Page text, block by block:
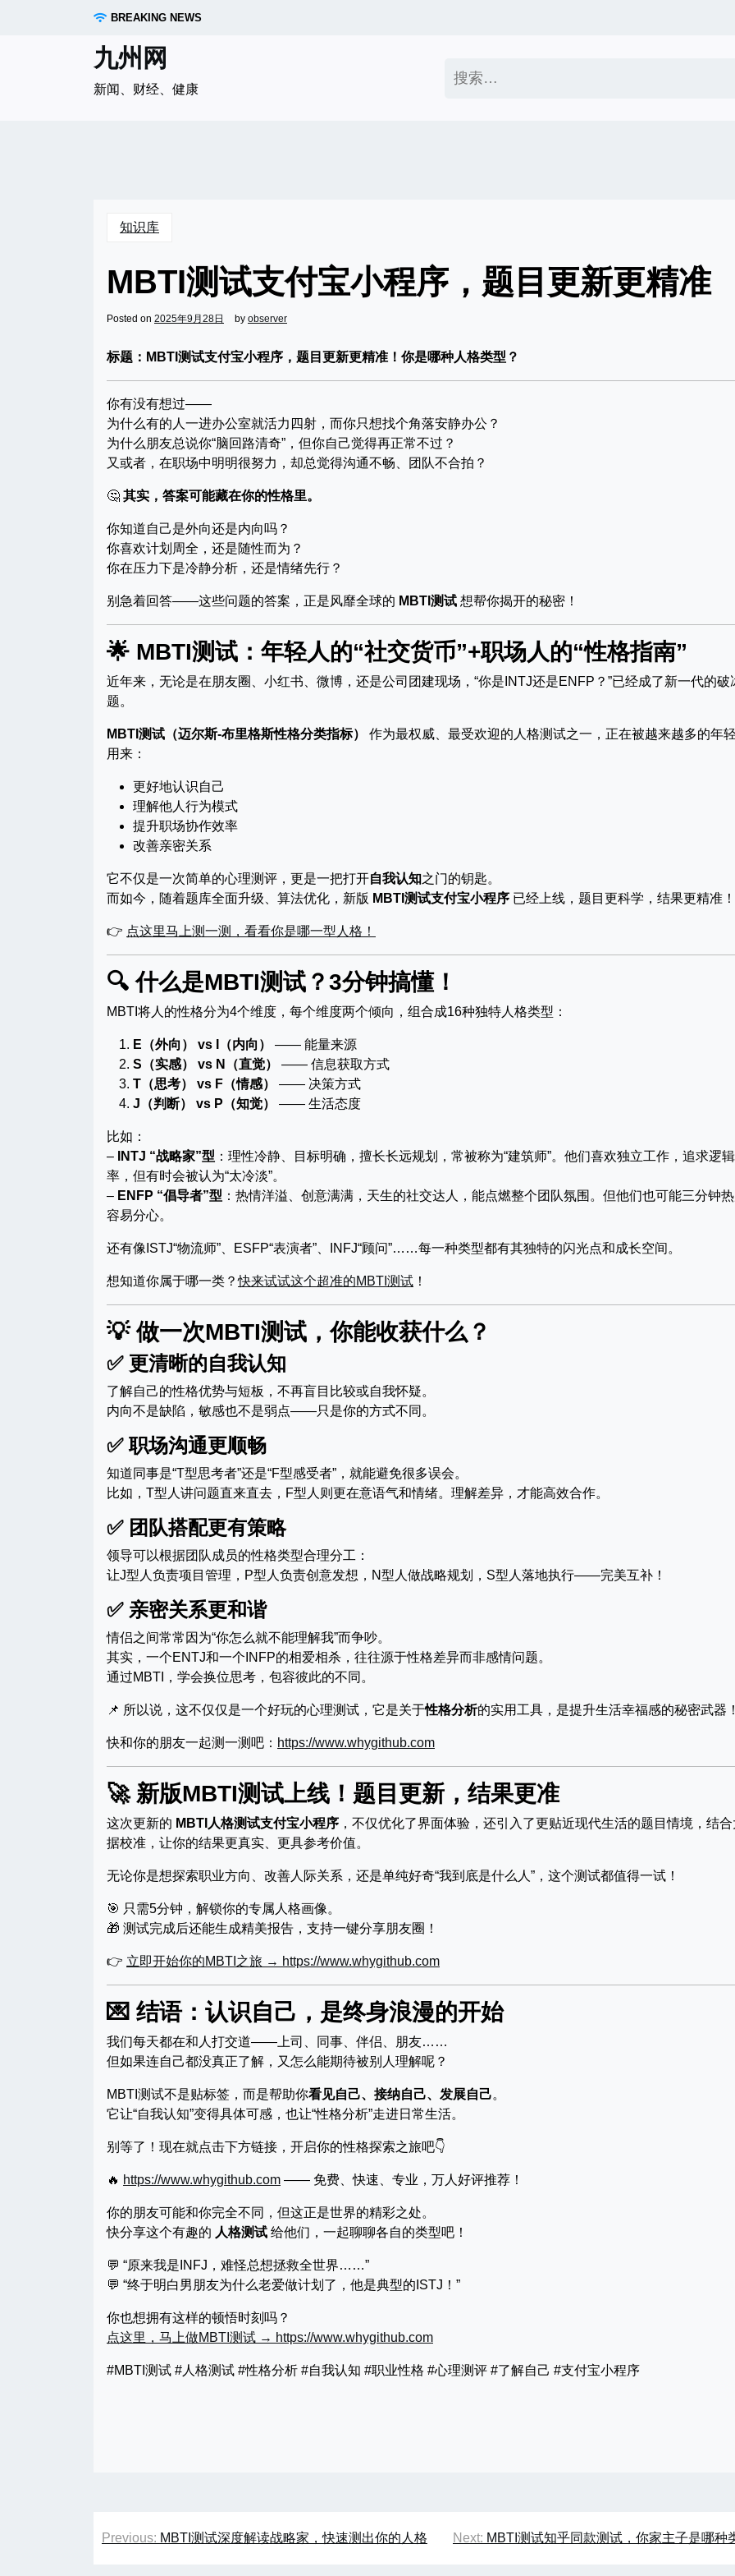
BREAKING NEWS
九州网
新闻、财经、健康
索：
知识库
MBTI测试支付宝小程序，题目更新更精准
Posted on 2025年9月28日 by observer
标题：MBTI测试支付宝小程序，题目更新更精准！你是哪种人格类型？
你有没有想过——
为什么有的人一进办公室就活力四射，而你只想找个角落安静办公？
为什么朋友总说你“脑回路清奇”，但你自己觉得再正常不过？
又或者，在职场中明明很努力，却总觉得沟通不畅、团队不合拍？
🤔 其实，答案可能藏在你的性格里。
你知道自己是外向还是内向吗？
你喜欢计划周全，还是随性而为？
你在压力下是冷静分析，还是情绪先行？
别急着回答——这些问题的答案，正是风靡全球的 MBTI测试 想帮你揭开的秘密！
🌟 MBTI测试：年轻人的“社交货币”+职场人的“性格指南”
近年来，无论是在朋友圈、小红书、微博，还是公司团建现场，“你是INTJ还是ENFP？”已经成了新一代的破
题。
MBTI测试（迈尔斯-布里格斯性格分类指标）
作为最权威、最受欢迎的人格测试之一，正在被越来越多的年
用来：
更好地认识自己
理解他人行为模式
提升职场协作效率
改善亲密关系
它不仅是一次简单的心理测评，更是一把打开自我认知之门的钥匙。
而如今，随着题库全面升级、算法优化，新版 MBTI测试支付宝小程序 已经上线，题目更科学，结果更精准！
👉 点这里马上测一测，看看你是哪一型人格！
🔍 什么是MBTI测试？3分钟搞懂！
MBTI将人的性格分为4个维度，每个维度两个倾向，组合成16种独特人格类型：
E（外向） vs I（内向）
—— 能量来源
S（实感） vs N（直觉）
—— 信息获取方式
T（思考） vs F（情感）
—— 决策方式
J（判断） vs P（知觉）
—— 生活态度
比如：
–
INTJ “战略家”型 ：理性冷静、目标明确，擅长长远规划，常被称为“建筑师”。他们喜欢独立工作，追求逻
率，但有时会被认为“太冷淡”。
– ENFP “倡导者”型 ：热情洋溢、创意满满，天生的社交达人，能点燃整个团队氛围。但他们也可能三分钟
容易分心。
还有像ISTJ“物流师”、ESFP“表演者”、INFJ“顾问”……每一种类型都有其独特的闪光点和成长空间。
想知道你属于哪一类？快来试试这个超准的MBTI测试 ！
💡 做一次MBTI测试，你能收获什么？
✅ 更清晰的自我认知
了解自己的性格优势与短板，不再盲目比较或自我怀疑。
内向不是缺陷，敏感也不是弱点——只是你的方式不同。
✅ 职场沟通更顺畅
知道同事是“T型思考者”还是“F型感受者”，就能避免很多误会。
比如，T型人讲问题直来直去，F型人则更在意语气和情绪。理解差异，才能高效合作。
✅ 团队搭配更有策略
领导可以根据团队成员的性格类型合理分工：
让J型人负责项目管理，P型人负责创意发想，N型人做战略规划，S型人落地执行——完美互补！
✅ 亲密关系更和谐
情侣之间常常因为“你怎么就不能理解我”而争吵。
其实，一个ENTJ和一个INFP的相爱相杀，往往源于性格差异而非感情问题。
通过MBTI，学会换位思考，包容彼此的不同。
📌 所以说，这不仅仅是一个好玩的心理测试，它是关于性格分析的实用工具，是提升生活幸福感的秘密武器
快和你的朋友一起测一测吧： https://www.whygithub.com
🚀 新版MBTI测试上线！题目更新，结果更准
这次更新的 MBTI人格测试支付宝小程序 ，不仅优化了界面体验，还引入了更贴近现代生活的题目情境，结
据校准，让你的结果更真实、更具参考价值。
无论你是想探索职业方向、改善人际关系，还是单纯好奇“我到底是什么人”，这个测试都值得一试！
🎯 只需5分钟，解锁你的专属人格画像。
🎁 测试完成后还能生成精美报告，支持一键分享朋友圈！
👉 立即开始你的MBTI之旅 → https://www.whygithub.com
💌 结语：认识自己，是终身浪漫的开始
我们每天都在和人打交道——上司、同事、伴侣、朋友……
但如果连自己都没真正了解，又怎么能期待被别人理解呢？
MBTI测试不是贴标签，而是帮助你看见自己、接纳自己、发展自己。
它让“自我认知”变得具体可感，也让“性格分析”走进日常生活。
别等了！现在就点击下方链接，开启你的性格探索之旅吧👇
🔥 https://www.whygithub.com —— 免费、快速、专业，万人好评推荐！
你的朋友可能和你完全不同，但这正是世界的精彩之处。
快分享这个有趣的 人格测试 给他们，一起聊聊各自的类型吧！
💬 “原来我是INFJ，难怪总想拯救全世界……”
💬 “终于明白男朋友为什么老爱做计划了，他是典型的ISTJ！”
你也想拥有这样的顿悟时刻吗？
点这里，马上做MBTI测试 → https://www.whygithub.com
#MBTI测试 #人格测试 #性格分析 #自我认知 #职业性格 #心理测评 #了解自己 #支付宝小程序
文
Previous: MBTI测试深度解读战略家，快速测出你的人格 Next: MBTI测试知乎同款测试，你家主子是哪种